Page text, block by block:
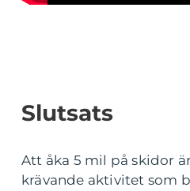
Slutsats
Att åka 5 mil på skidor
krävande aktivitet som